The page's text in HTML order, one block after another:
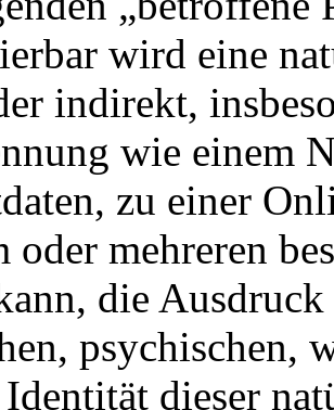
wird eine
indirekt,
wie einem
zu einer
oder mehreren
die
psychischen,
dieser